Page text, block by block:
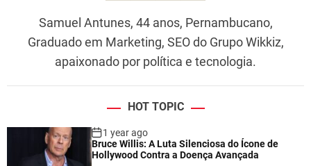
Samuel Antunes, 44 anos, Pernambucano,
Graduado em Marketing, SEO do Grupo Wikkiz,
apaixonado por política e tecnologia.
HOT TOPIC
1 year ago
Bruce Willis: A Luta Silenciosa do Ícone de
Hollywood Contra a Doença Avançada